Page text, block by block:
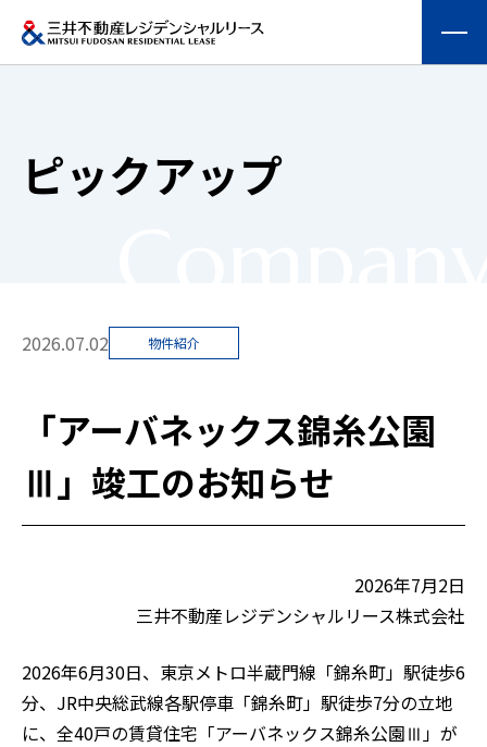
提供する価値
採用情報
ピックアップ
2026.07.02 物件紹介
「アーバネックス錦糸公園
Ⅲ」竣工のお知らせ
2026年7月2日
三井不動産レジデンシャルリース株式会社
2026年6月30日、東京メトロ半蔵門線「錦糸町」駅徒歩6
分、JR中央総武線各駅停車「錦糸町」駅徒歩7分の立地
に、全40戸の賃貸住宅「アーバネックス錦糸公園Ⅲ」が